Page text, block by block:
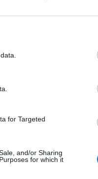
for Targeted
and/or Sharing
for which it
κίνηση τίμησε μια
ελληνικό τραγούδι.
Ρένεση, η
εν λόγω ταινία,
αλλα ποτε δεν θα
, η φωναρα, η